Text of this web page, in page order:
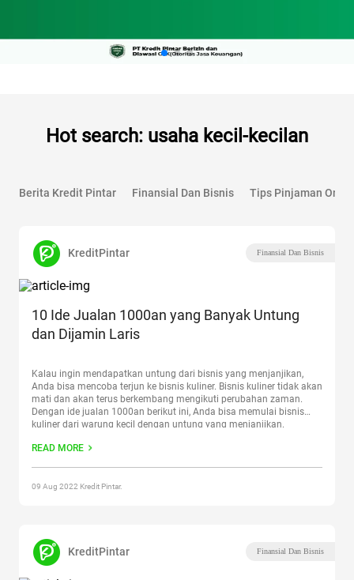
Hot search: usaha kecil-kecilan
Berita Kredit Pintar Finansial Dan Bisnis Tips Pinjaman
KreditPintar Finansial Dan Bisnis
10 Ide Jualan 1000an yang Banyak Untung
dan Dijamin Laris
Kalau ingin mendapatkan untung dari bisnis yang menjanjikan,
Anda bisa mencoba terjun ke bisnis kuliner. Bisnis kuliner tidak akan
mati dan akan terus berkembang mengikuti perubahan zaman.
Dengan ide jualan 1000an berikut ini, Anda bisa memulai bisnis
kuliner dari warung kecil dengan untung yang menjanjikan.
kuliner apa yang
READ MORE
09 Aug 2022 Kredit Pintar.
KreditPintar Finansial Dan Bisnis